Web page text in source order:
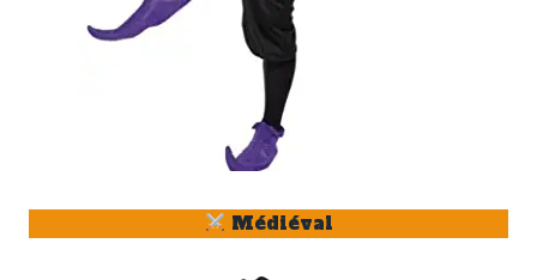
Médiéval